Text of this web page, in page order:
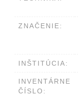
ZNAČENIE:
INŠTITÚCIA:
INVENTÁRNE
ČÍSLO: